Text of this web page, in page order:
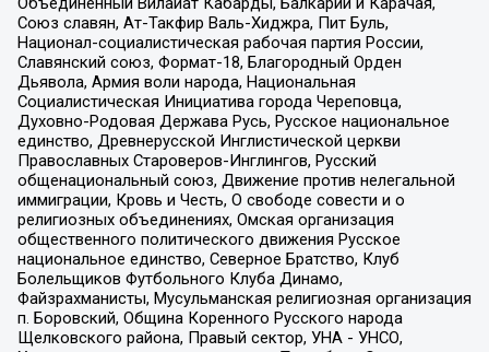
Союз славян, Ат-Такфир Валь-Хиджра, Пит Буль,
Национал-социалистическая рабочая партия России,
Славянский союз, Формат-18, Благородный Орден
Дьявола, Армия воли народа, Национальная
Социалистическая Инициатива города Череповца,
Духовно-Родовая Держава Русь, Русское национальное
единство, Древнерусской Инглистической церкви
Православных Староверов-Инглингов, Русский
общенациональный союз, Движение против нелегальной
иммиграции, Кровь и Честь, О свободе совести и о
религиозных объединениях, Омская организация
общественного политического движения Русское
национальное единство, Северное Братство, Клуб
Болельщиков Футбольного Клуба Динамо,
Файзрахманисты, Мусульманская религиозная организация
п. Боровский, Община Коренного Русского народа
Щелковского района, Правый сектор, УНА - УНСО,